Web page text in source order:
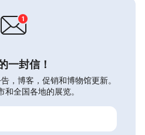
一封信！
，博客，促销和博物馆更新。
和全国各地的展览。